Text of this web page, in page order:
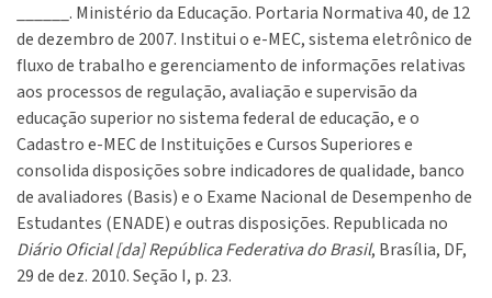
______. Ministério da Educação. Portaria Normativa 40, de 12
de dezembro de 2007. Institui o e-MEC, sistema eletrônico de
fluxo de trabalho e gerenciamento de informações relativas
aos processos de regulação, avaliação e supervisão da
educação superior no sistema federal de educação, e o
Cadastro e-MEC de Instituições e Cursos Superiores e
consolida disposições sobre indicadores de qualidade, banco
de avaliadores (Basis) e o Exame Nacional de Desempenho de
Estudantes (ENADE) e outras disposições. Republicada no
Diário Oficial [da] República Federativa do Brasil, Brasília, DF,
29 de dez. 2010. Seção I, p. 23.